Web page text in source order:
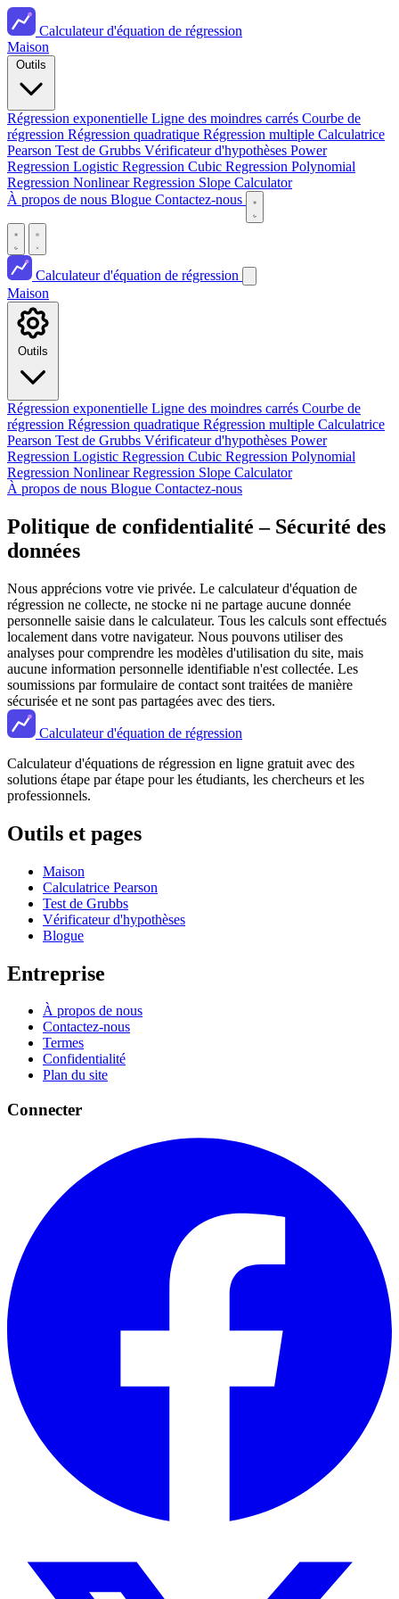
Calculateur d'équation de régression
Maison
Régression exponentielle Ligne des moindres carrés Courbe de
régression Régression quadratique Régression multiple Calculatrice
Pearson Test de Grubbs Vérificateur d'hypothèses Power
Regression Logistic Regression Cubic Regression Polynomial
Regression Nonlinear Regression Slope Calculator
À propos de nous Blogue Contactez-nous
Calculateur d'équation de régression
Maison
Outils
Régression exponentielle Ligne des moindres carrés Courbe de
régression Régression quadratique Régression multiple Calculatrice
Pearson Test de Grubbs Vérificateur d'hypothèses Power
Regression Logistic Regression Cubic Regression Polynomial
Regression Nonlinear Regression Slope Calculator
À propos de nous Blogue Contactez-nous
Politique de confidentialité – Sécurité des
données
Nous apprécions votre vie privée. Le calculateur d'équation de
régression ne collecte, ne stocke ni ne partage aucune donnée
personnelle saisie dans le calculateur. Tous les calculs sont effectués
localement dans votre navigateur. Nous pouvons utiliser des
analyses pour comprendre les modèles d'utilisation du site, mais
aucune information personnelle identifiable n'est collectée. Les
soumissions par formulaire de contact sont traitées de manière
sécurisée et ne sont pas partagées avec des tiers.
Calculateur d'équation de régression
Calculateur d'équations de régression en ligne gratuit avec des
solutions étape par étape pour les étudiants, les chercheurs et les
professionnels.
Outils et pages
Maison
Calculatrice Pearson
Test de Grubbs
Vérificateur d'hypothèses
Blogue
Entreprise
À propos de nous
Contactez-nous
Termes
Confidentialité
Plan du site
Connecter